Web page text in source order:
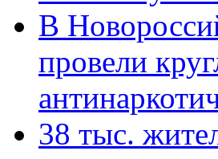
В
провели
38 тыс.